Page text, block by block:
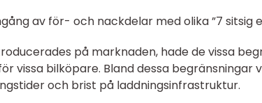
av för- och nackdelar med olika ”7 sitsig
på marknaden, hade de vissa
vissa bilköpare. Bland dessa begränsningar
och brist på laddningsinfrastruktur.